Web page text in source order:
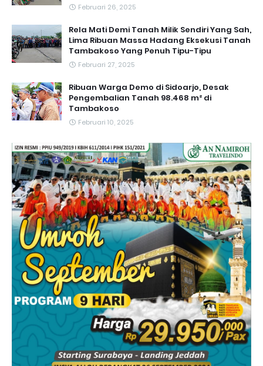
Februari 26, 2025
Rela Mati Demi Tanah Milik Sendiri Yang Sah,
Lima Ribuan Massa Hadang Eksekusi Tanah
Tambakoso Yang Penuh Tipu-Tipu
Februari 27, 2025
Ribuan Warga Demo di Sidoarjo, Desak
Pengembalian Tanah 98.468 m² di
Tambakoso
Februari 10, 2025